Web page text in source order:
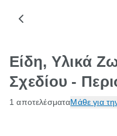
Είδη, Υλικά
Σχεδίου -
1 αποτελέσματαΜάθε για